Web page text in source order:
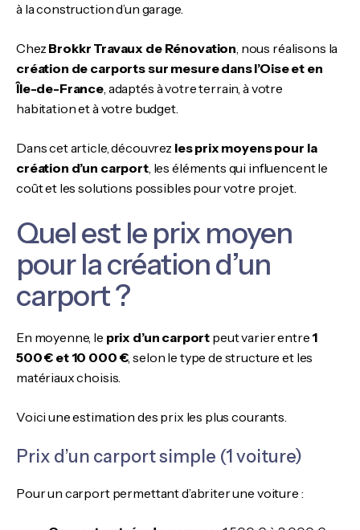
à la construction d’un garage.
Chez Brokkr Travaux de Rénovation, nous réalisons la
création de carports sur mesure dans l’Oise et en
Île-de-France, adaptés à votre terrain, à votre
habitation et à votre budget.
Dans cet article, découvrez les prix moyens pour la
création d’un carport, les éléments qui influencent le
coût et les solutions possibles pour votre projet.
Quel est le prix moyen
pour la création d’un
carport ?
En moyenne, le prix d’un carport peut varier entre 1
500 € et 10 000 €, selon le type de structure et les
matériaux choisis.
Voici une estimation des prix les plus courants.
Prix d’un carport simple (1 voiture)
Pour un carport permettant d’abriter une voiture :